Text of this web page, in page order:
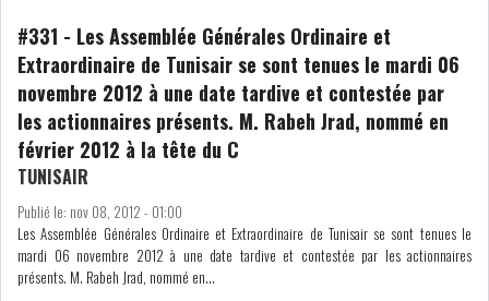
NOMINATIONS NOTATION
PRIVATISATION & OPV RAPPORTS DE GESTION
INDICATEURS
INTERMÉDIAIRES
OPINION ANALYSE MARCHÉ
#331 - Les Assemblée Générales Ordinaire et
Extraordinaire de Tunisair se sont tenues le mardi 06
novembre 2012 à une date tardive et contestée par
les actionnaires présents. M. Rabeh Jrad, nommé en
février 2012 à la tête du C
TUNISAIR
Publié le: nov 08, 2012 - 01:00
Les Assemblée Générales Ordinaire et Extraordinaire de Tunisair se sont tenues le
mardi 06 novembre 2012 à une date tardive et contestée par les actionnaires
présents. M. Rabeh Jrad, nommé en...